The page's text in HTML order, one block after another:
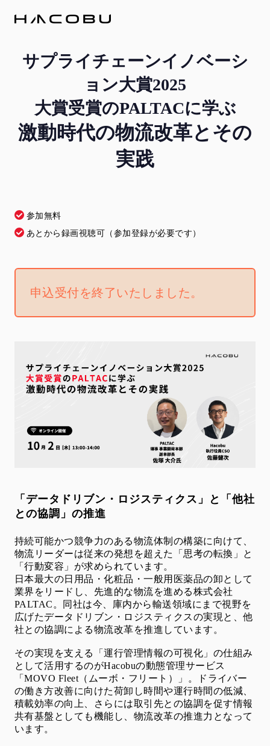
サプライチェーンイノベーシ
ョン大賞2025
大賞受賞のPALTACに学ぶ
激動時代の物流改革とその
実践
参加無料
あとから録画視聴可（参加登録が必要です）
申込受付を終了いたしました。
「データドリブン・ロジスティクス」と「他社
との協調」の推進
持続可能かつ競争力のある物流体制の構築に向けて、
物流リーダーは従来の発想を超えた「思考の転換」と
「行動変容」が求められています。
日本最大の日用品・化粧品・一般用医薬品の卸として
業界をリードし、先進的な物流を進める株式会社
PALTAC。同社は今、庫内から輸送領域にまで視野を
広げたデータドリブン・ロジスティクスの実現と、他
社との協調による物流改革を推進しています。
その実現を支える「運行管理情報の可視化」の仕組み
として活用するのがHacobuの動態管理サービス
「MOVO Fleet（ムーボ・フリート）」。ドライバー
の働き方改善に向けた荷卸し時間や運行時間の低減、
積載効率の向上、さらには取引先との協調を促す情報
共有基盤としても機能し、物流改革の推進力となって
います。